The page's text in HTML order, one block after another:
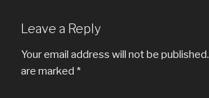
Leave a Reply
Your email address will not be published.
are marked *